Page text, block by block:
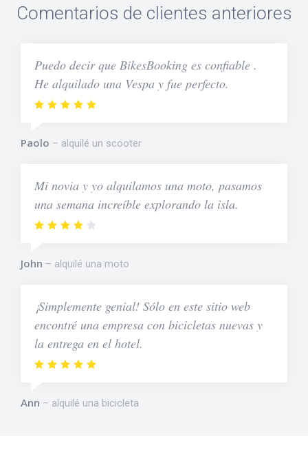
Comentarios de clientes anteriores
Puedo decir que BikesBooking es confiable .
He alquilado una Vespa y fue perfecto.
Paolo alquilé un scooter
Mi novia y yo alquilamos una moto, pasamos
una semana increíble explorando la isla.
John alquilé una moto
¡Simplemente genial! Sólo en este sitio web
encontré una empresa con bicicletas nuevas y
la entrega en el hotel.
Ann alquilé una bicicleta